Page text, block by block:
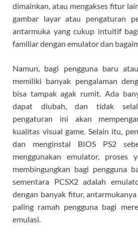
dimainkan, atau mengakses fitur
gambar layar atau pengaturan
antarmuka yang cukup intuitif
familiar dengan emulator dan
Namun, bagi pengguna baru
memiliki banyak pengalaman
bisa tampak agak rumit. Ada
dapat diubah, dan tidak
pengaturan ini akan
kualitas visual game. Selain itu,
dan menginstal BIOS PS2
menggunakan emulator, proses
membingungkan bagi pengguna
sementara PCSX2 adalah
dengan banyak fitur,
paling ramah pengguna bagi
emulasi.